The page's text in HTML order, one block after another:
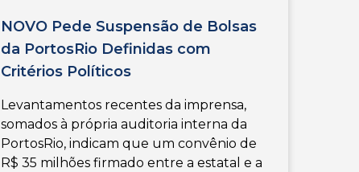
NOVO Pede Suspensão de Bolsas
da PortosRio Definidas com
Critérios Políticos
Levantamentos recentes da imprensa,
somados à própria auditoria interna da
PortosRio, indicam que um convênio de
R$ 35 milhões firmado entre a estatal e a